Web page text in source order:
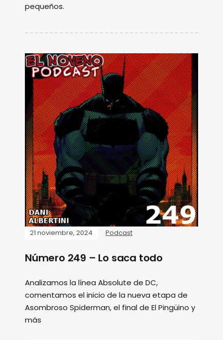
pequeños.
21 noviembre, 2024 Podcast
Número 249 – Lo saca todo
Analizamos la línea Absolute de DC,
comentamos el inicio de la nueva etapa de
Asombroso Spiderman, el final de El Pingüino y
más